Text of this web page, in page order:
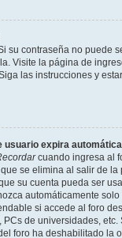
su contraseña no puede
Visite la página de
las instrucciones y
usuario expira
cuando ingresa al
se elimina al salir de
su cuenta pueda ser
automáticamente solo
si accede al foro
PCs de universidades,
foro ha deshabilitado la